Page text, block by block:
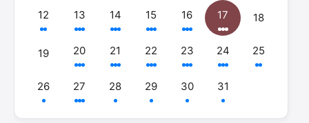
12 13 14 15 16 17 18
19 20 21 22 23 24 25
26 27 28 29 30 31